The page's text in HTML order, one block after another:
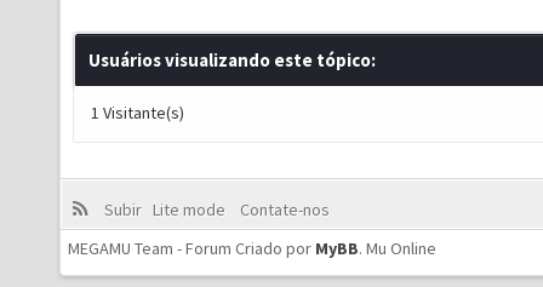
Usuários visualizando este tópico:
1 Visitante(s)
Subir Lite mode
Contate-nos
MEGAMU Team - Forum Criado por MyBB. Mu Online